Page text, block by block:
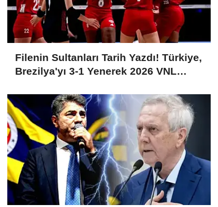
Filenin Sultanları Tarih Yazdı! Türkiye,
Brezilya'yı 3-1 Yenerek 2026 VNL